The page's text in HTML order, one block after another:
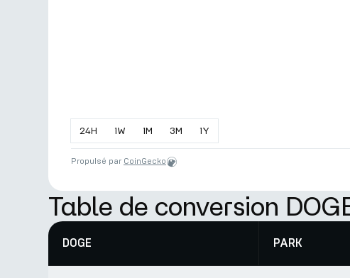
24H 1W 1M 3M 1Y
Propulsé par CoinGecko
Table de conversion
DOGE PARK